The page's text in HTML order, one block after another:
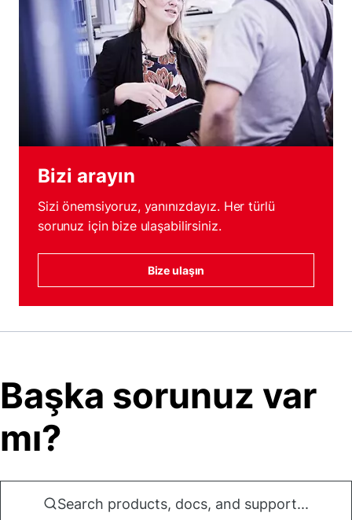
Bizi arayın
Sizi önemsiyoruz, yanınızdayız. Her türlü
sorunuz için bize ulaşabilirsiniz.
Bize ulaşın
Başka sorunuz var
mı?
Search products, docs, and support...